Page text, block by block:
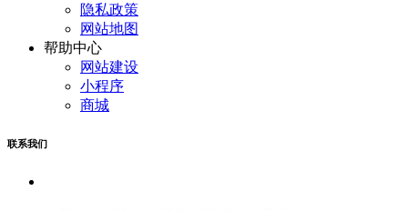
隐私政策
网站地图
帮助中心
网站建设
小程序
商城
联系我们